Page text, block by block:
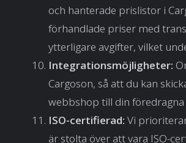
och hanterade prislistor i
förhandlade priser med
ytterligare avgifter, vilket
Integrationsmöjligheter:
Cargoson, så att du kan
webbshop till din
ISO-certifierad: Vi
är stolta över att vara ISO-